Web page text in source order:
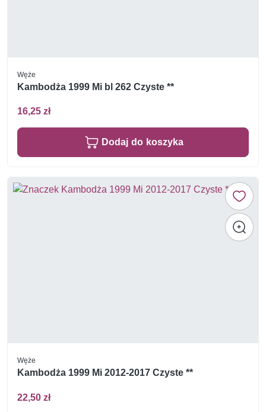
Węże
Kambodża 1999 Mi bl 262 Czyste **
16,25 zł
Dodaj do koszyka
Węże
Kambodża 1999 Mi 2012-2017 Czyste **
22,50 zł